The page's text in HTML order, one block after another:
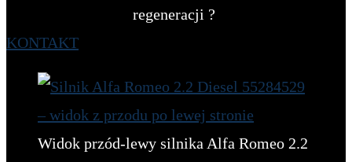
regeneracji ?
KONTAKT
Widok przód-lewy silnika Alfa Romeo 2.2